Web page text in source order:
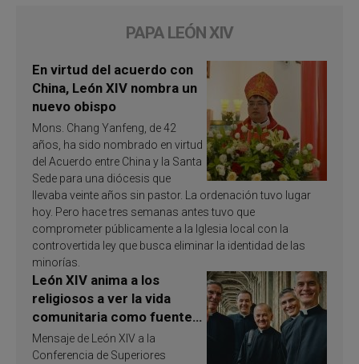
PAPA LEÓN XIV
En virtud del acuerdo con
China, León XIV nombra un
nuevo obispo
Mons. Chang Yanfeng, de 42
años, ha sido nombrado en virtud
del Acuerdo entre China y la Santa
Sede para una diócesis que
llevaba veinte años sin pastor. La ordenación tuvo lugar
hoy. Pero hace tres semanas antes tuvo que
comprometer públicamente a la Iglesia local con la
controvertida ley que busca eliminar la identidad de las
minorías.
León XIV anima a los
religiosos a ver la vida
comunitaria como fuente
de inspiración y
santificación
Mensaje de León XIV a la
Conferencia de Superiores